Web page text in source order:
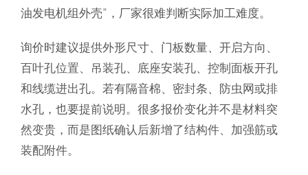
油发电机组外壳”，厂家很难判断实际加工难度。
询价时建议提供外形尺寸、门板数量、开启方向、
百叶孔位置、吊装孔、底座安装孔、控制面板开孔
和线缆进出孔。若有隔音棉、密封条、防虫网或排
水孔，也要提前说明。很多报价变化并不是材料突
然变贵，而是图纸确认后新增了结构件、加强筋或
装配附件。